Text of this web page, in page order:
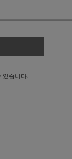
있습니다.